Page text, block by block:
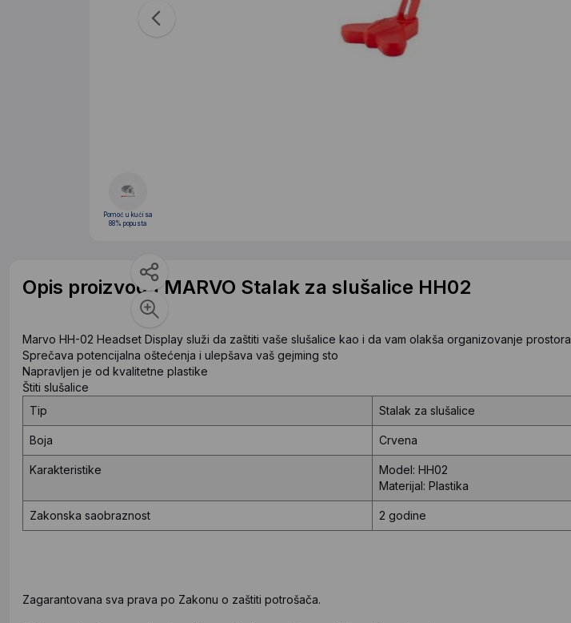
Pomoć u kući sa
88% popusta
Opis proizvoda MARVO Stalak za slušalice HH02
Marvo HH-02 Headset Display služi da zaštiti vaše slušalice kao i da vam olakša organizovanje prostora
Sprečava potencijalna oštećenja i ulepšava vaš gejming sto
Napravljen je od kvalitetne plastike
Štiti slušalice
Tip
Stalak za slušalice
Boja Crvena
Karakteristike
Model: HH02
Materijal: Plastika
Zakonska saobraznost 2 godine
Zagarantovana sva prava po Zakonu o zaštiti potrošača.